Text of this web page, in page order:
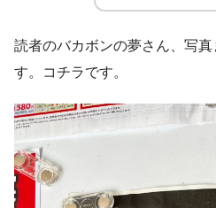
読者のバカボンの夢さん、写
す。コチラです。